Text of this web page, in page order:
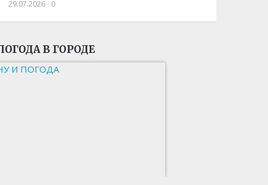
29.07.2026 0
В ГОРОДЕ
И ПОГОДА